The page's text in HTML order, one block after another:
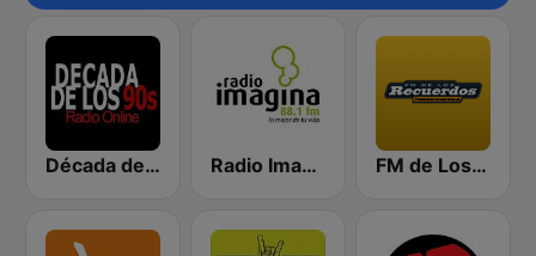
Década de los 90s Radio Imagina FM de Los Recuerdos